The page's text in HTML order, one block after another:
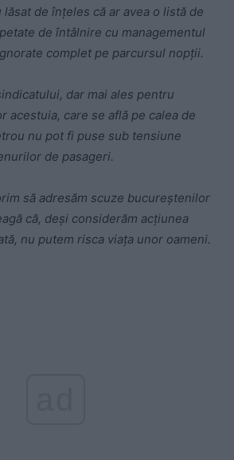
de înțeles că ar avea o listă de
de întâlnire cu managementul
complet pe parcursul nopții.
dar mai ales pentru
acestuia, care se află pe calea de
nu pot fi puse sub tensiune
de pasageri.
să adresăm scuze bucureștenilor
că, deși considerăm acțiunea
nu putem risca viața unor oameni.